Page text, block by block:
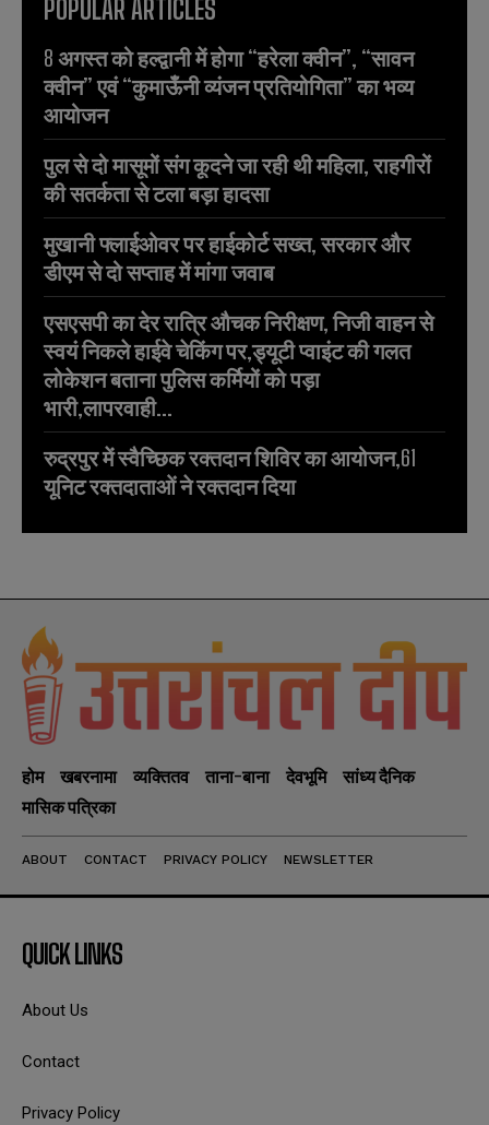
POPULAR ARTICLES
8 अगस्त को हल्द्वानी में होगा “हरेला क्वीन”, “सावन
क्वीन” एवं “कुमाऊँनी व्यंजन प्रतियोगिता” का भव्य
आयोजन
पुल से दो मासूमों संग कूदने जा रही थी महिला, राहगीरों
की सतर्कता से टला बड़ा हादसा
मुखानी फ्लाईओवर पर हाईकोर्ट सख्त, सरकार और
डीएम से दो सप्ताह में मांगा जवाब
एसएसपी का देर रात्रि औचक निरीक्षण, निजी वाहन से
स्वयं निकले हाईवे चेकिंग पर,ड्यूटी प्वाइंट की गलत
लोकेशन बताना पुलिस कर्मियों को पड़ा
भारी,लापरवाही...
रुद्रपुर में स्वैच्छिक रक्तदान शिविर का आयोजन,61
यूनिट रक्तदाताओं ने रक्तदान दिया
होम खबरनामा व्यक्तितव ताना-बाना देवभूमि
सांध्य दैनिक
मासिक पत्रिका
ABOUT CONTACT PRIVACY POLICY NEWSLETTER
QUICK LINKS
About Us
Contact
Privacy Policy